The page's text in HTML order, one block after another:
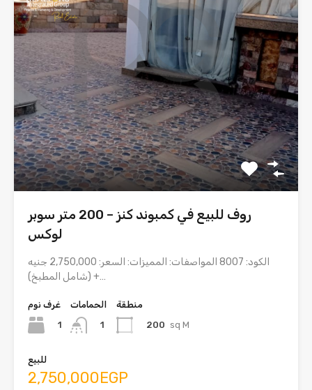
روف للبيع في كمبوند كنز – 200 متر سوبر
لوكس
الكود: 8007 المواصفات: المميزات: السعر: 2,750,000 جنيه
(شامل المطبخ) +…
غرف نوم
1
الحمامات
1
منطقة
200 sq M
للبيع
2,750,000EGP